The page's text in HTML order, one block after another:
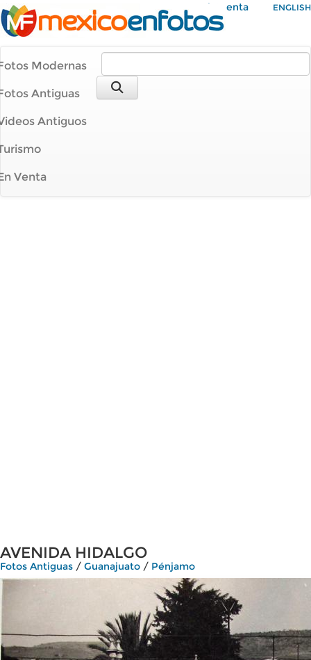
Mi Cuenta ENGLISH
Modernas
Antiguas
Antiguos
Venta
AVENIDA HIDALGO
Fotos Antiguas / Guanajuato / Pénjamo